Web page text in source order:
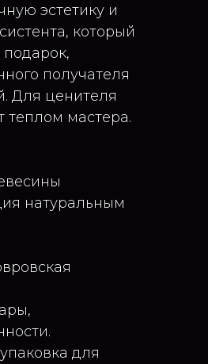
эстетику и
который
получателя
Для ценителя
теплом мастера.
натуральным
для